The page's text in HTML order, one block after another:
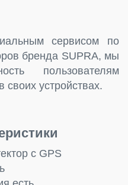
сервисом по
бренда SUPRA, мы
пользователям
устройствах.
с GPS